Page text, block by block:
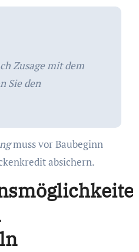
Zusage mit dem
Sie den
muss vor Baubeginn
absichern.